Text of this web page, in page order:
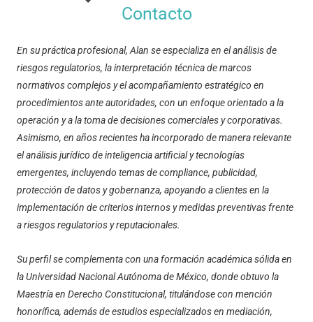
Contacto
En su práctica profesional, Alan se especializa en el análisis de
riesgos regulatorios, la interpretación técnica de marcos
normativos complejos y el acompañamiento estratégico en
procedimientos ante autoridades, con un enfoque orientado a la
operación y a la toma de decisiones comerciales y corporativas.
Asimismo, en años recientes ha incorporado de manera relevante
el análisis jurídico de inteligencia artificial y tecnologías
emergentes, incluyendo temas de compliance, publicidad,
protección de datos y gobernanza, apoyando a clientes en la
implementación de criterios internos y medidas preventivas frente
a riesgos regulatorios y reputacionales.
Su perfil se complementa con una formación académica sólida en
la Universidad Nacional Autónoma de México, donde obtuvo la
Maestría en Derecho Constitucional, titulándose con mención
honorífica, además de estudios especializados en mediación,